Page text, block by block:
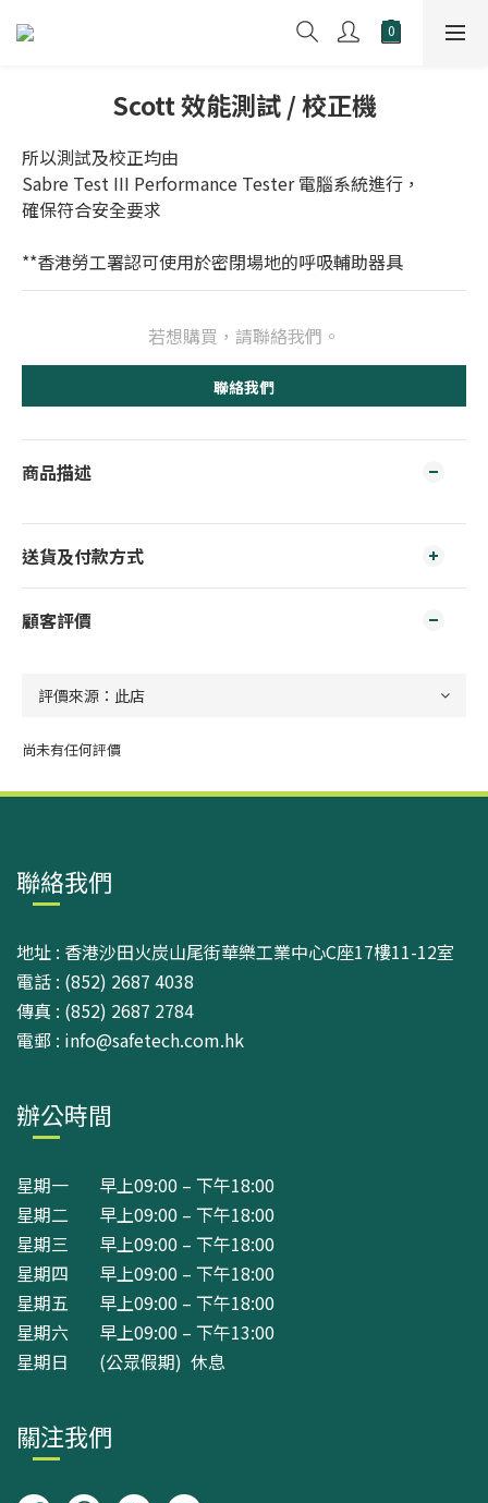
Scott 效能測試 / 校正機
所以測試及校正均由
Sabre Test III Performance Tester 電腦系統進行，
確保符合安全要求
**香港勞工署認可使用於密閉場地的呼吸輔助器具
若想購買，請聯絡我們。
聯絡我們
商品描述
送貨及付款方式
顧客評價
尚未有任何評價
聯絡我們
地址 : 香港沙田火炭山尾街華樂工業中心C座17樓11-12室
電話 : (852) 2687 4038
傳真 : (852) 2687 2784
電郵 : info@safetech.com.hk
辦公時間
星期一 早上09:00 – 下午18:00
星期二 早上09:00 – 下午18:00
星期三 早上09:00 – 下午18:00
星期四 早上09:00 – 下午18:00
星期五 早上09:00 – 下午18:00
星期六 早上09:00 – 下午13:00
星期日 (公眾假期) 休息
關注我們